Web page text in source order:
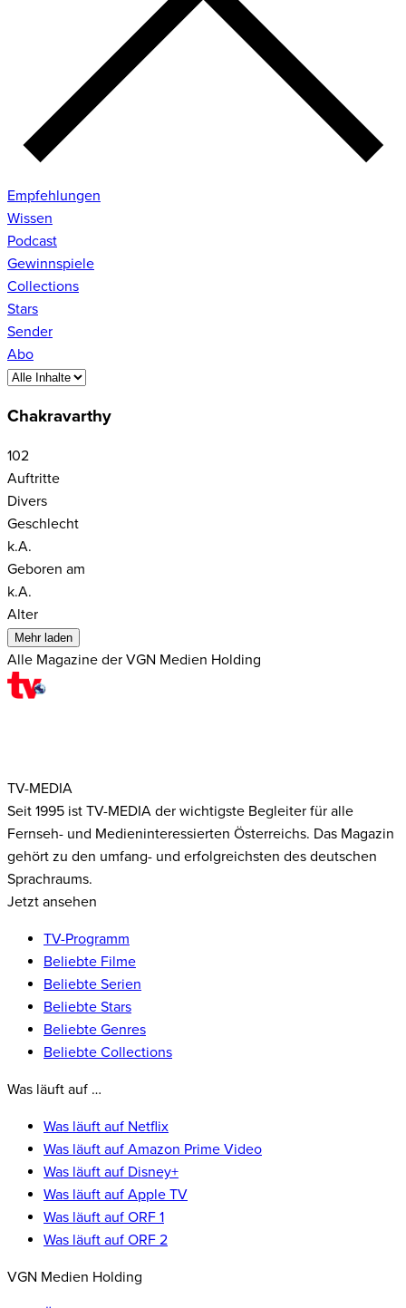
Empfehlungen
Wissen
Podcast
Gewinnspiele
Collections
Stars
Sender
Abo
Chakravarthy
102
Auftritte
Divers
Geschlecht
k.A.
Geboren am
k.A.
Alter
Mehr laden
Alle Magazine der VGN Medien Holding
TV-MEDIA
Seit 1995 ist TV-MEDIA der wichtigste Begleiter für alle
Fernseh- und Medieninteressierten Österreichs. Das Magazin
gehört zu den umfang- und erfolgreichsten des deutschen
Sprachraums.
Jetzt ansehen
TV-Programm
Beliebte Filme
Beliebte Serien
Beliebte Stars
Beliebte Genres
Beliebte Collections
Was läuft auf …
Was läuft auf Netflix
Was läuft auf Amazon Prime Video
Was läuft auf Disney+
Was läuft auf Apple TV
Was läuft auf ORF 1
Was läuft auf ORF 2
VGN Medien Holding